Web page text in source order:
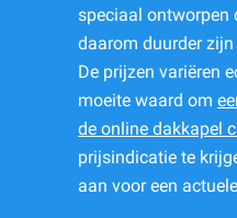
speciaal ontworpen
daarom duurder
De prijzen variëren
moeite waard om
de online dakkapel
prijsindicatie te
aan voor een